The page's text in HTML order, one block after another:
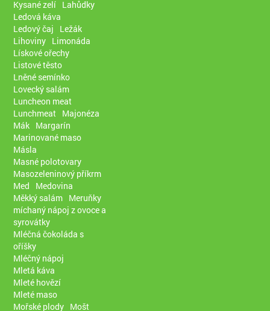
Kysané zelí Lahůdky
Ledová káva
Ledový čaj
Ležák
Lihoviny Limonáda
Lískové ořechy
Listové těsto
Lněné semínko
Lovecký salám
Luncheon meat
Lunchmeat Majonéza
Mák Margarín
Marinované maso
Másla
Masné polotovary
Masozeleninový příkrm
Med
Medovina
Měkký salám Meruňky
míchaný nápoj z ovoce a
syrovátky
Mléčná čokoláda s
oříšky
Mléčný nápoj
Mletá káva
Mleté hovězí
Mleté maso
Mořské plody Mošt